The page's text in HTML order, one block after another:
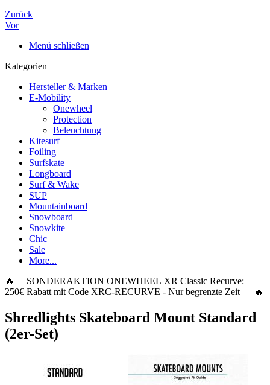
Zurück
Vor
Menü schließen
Kategorien
Hersteller & Marken
E-Mobility
Onewheel
Protection
Beleuchtung
Kitesurf
Foiling
Surfskate
Longboard
Surf & Wake
SUP
Mountainboard
Snowboard
Snowkite
Chic
Sale
More...
🔥 SONDERAKTION ONEWHEEL XR Classic Recurve:
250€ Rabatt mit Code XRC-RECURVE - Nur begrenzte Zeit 🔥
Shredlights Skateboard Mount Standard
(2er-Set)